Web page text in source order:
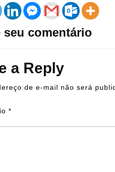
seu comentário
a Reply
de e-mail não será
*